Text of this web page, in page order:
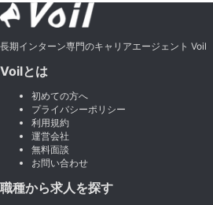
長期インターン専門のキャリアエージェント Voil
Voilとは
初めての方へ
プライバシーポリシー
利用規約
運営会社
無料面談
お問い合わせ
職種から求人を探す